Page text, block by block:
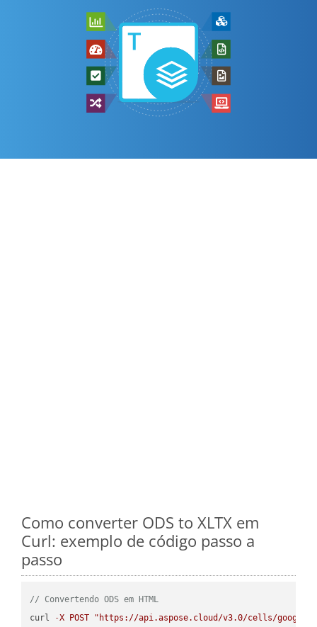
Como converter ODS to XLTX em
Curl: exemplo de código passo a
passo
// Convertendo ODS em HTML
curl
-X POST
"https://api.aspose.cloud/v3.0/cells/